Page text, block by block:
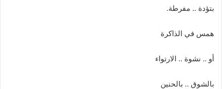
بتؤدة .. مفرطة.
همس في الذاكرة
أو .. نشوة .. الارتواء
بالشوق .. بالحنين